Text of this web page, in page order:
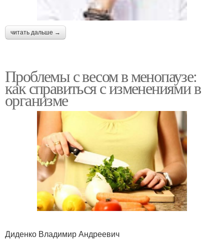
читать дальше →
Проблемы с весом в менопаузе:
как справиться с изменениями в
организме
Диденко Владимир Андреевич